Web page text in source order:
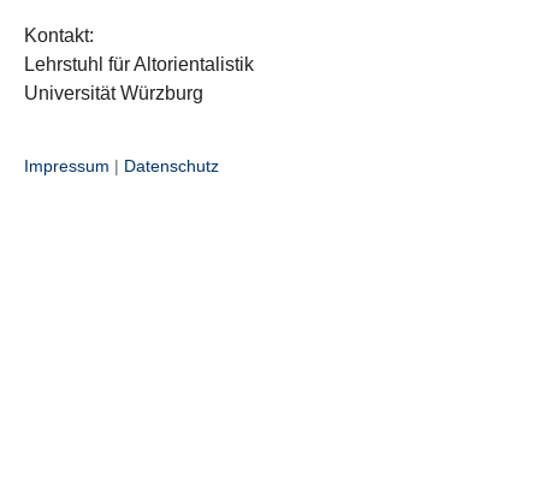
Kontakt:
Lehrstuhl für Altorientalistik
Universität Würzburg
Impressum | Datenschutz